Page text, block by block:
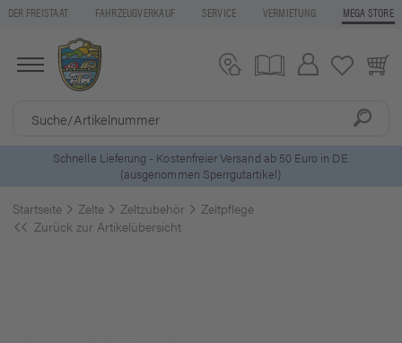
DER FREISTAAT FAHRZEUGVERKAUF SERVICE VERMIETUNG MEGA STORE
Euro in DE 5 Euro Gutschein* beiNewsletter-
Startseite Zelte Zeltzubehör
Zeltpflege
Zurück zur Artikelübersicht